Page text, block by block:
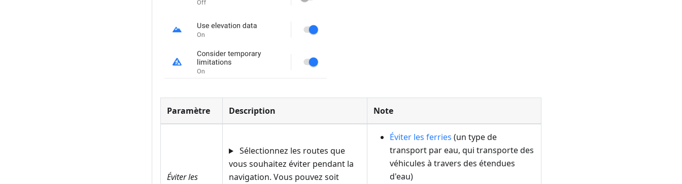
Paramètre Description Note
Éviter les
Sélectionnez les routes que
vous souhaitez éviter pendant la
navigation. Vous pouvez soit
Éviter les ferries (un type de
transport par eau, qui transporte des
véhicules à travers des étendues
d'eau)